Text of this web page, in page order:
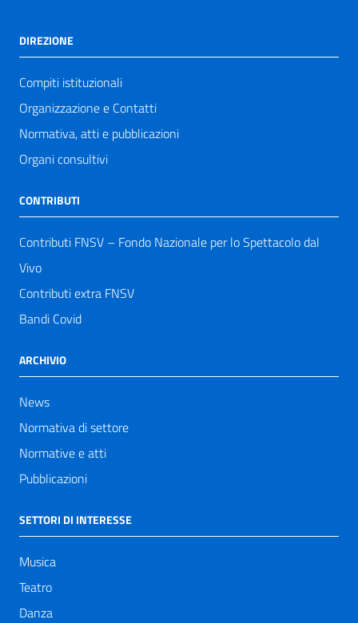
DIREZIONE
Compiti istituzionali
Organizzazione e Contatti
Normativa, atti e pubblicazioni
Organi consultivi
CONTRIBUTI
Contributi FNSV – Fondo Nazionale per lo Spettacolo dal
Vivo
Contributi extra FNSV
Bandi Covid
ARCHIVIO
News
Normativa di settore
Normative e atti
Pubblicazioni
SETTORI DI INTERESSE
Musica
Teatro
Danza